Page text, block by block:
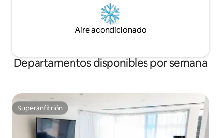
Aire acondicionado
Departamentos disponibles por semana
Superanfitrión
Superanfitrión